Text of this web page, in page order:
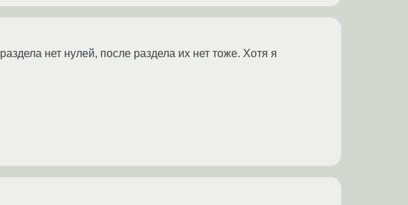
нет нулей, после раздела их нет тоже. Хотя я